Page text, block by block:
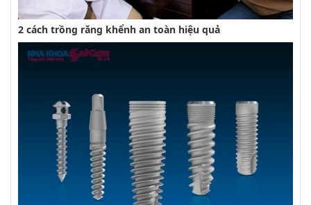
2 cách trồng răng khểnh an toàn hiệu quả